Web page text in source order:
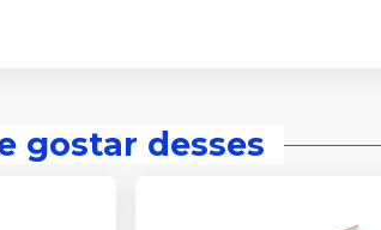
gostar desses